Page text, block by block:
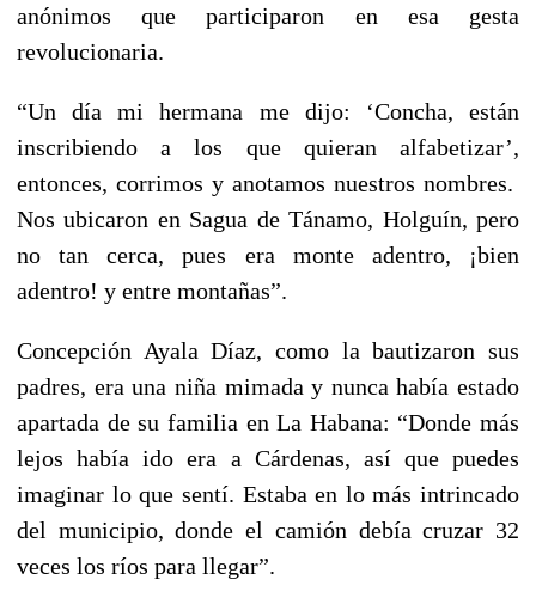
anónimos que participaron en esa gesta
revolucionaria.
“Un día mi hermana me dijo: ‘Concha, están
inscribiendo a los que quieran alfabetizar’,
entonces, corrimos y anotamos nuestros nombres.
Nos ubicaron en Sagua de Tánamo, Holguín, pero
no tan cerca, pues era monte adentro, ¡bien
adentro! y entre montañas”.
Concepción Ayala Díaz, como la bautizaron sus
padres, era una niña mimada y nunca había estado
apartada de su familia en La Habana: “Donde más
lejos había ido era a Cárdenas, así que puedes
imaginar lo que sentí. Estaba en lo más intrincado
del municipio, donde el camión debía cruzar 32
veces los ríos para llegar”.